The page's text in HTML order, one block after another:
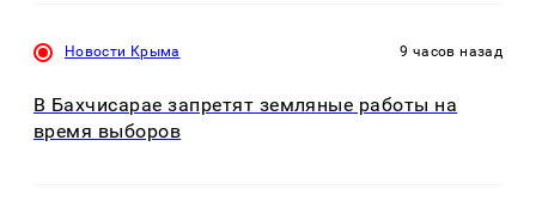
Новости Крыма 9 часов назад
В Бахчисарае запретят земляные работы на
время выборов